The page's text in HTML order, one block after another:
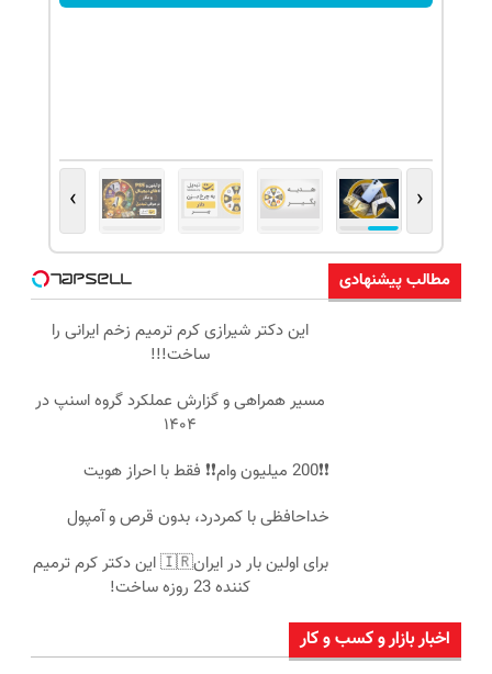
‹
›
مطالب پیشنهادی
این دکتر شیرازی کرم ترمیم زخم ایرانی را
ساخت!!!
مسیر همراهی و گزارش عملکرد گروه اسنپ در
۱۴۰۴
❗❗200 میلیون وام❗❗ فقط با احراز هویت
خداحافظی با کمردرد، بدون قرص و آمپول
برای اولین بار در ایران🇮🇷 این دکتر کرم ترمیم
کننده 23 روزه ساخت!
اخبار بازار و کسب و کار